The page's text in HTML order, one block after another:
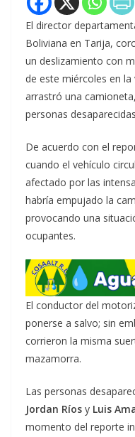
El director
Boliviana en Tarija,
un deslizamiento con
de este miércoles en la
arrastró una
personas
De acuerdo con el
cuando el vehículo
afectado por las
habría empujado la
provocando una
ocupantes.
El conductor del
ponerse a salvo; sin
corrieron la misma
mazamorra.
Las personas
Jordan Ríos y Luis
momento del reporte